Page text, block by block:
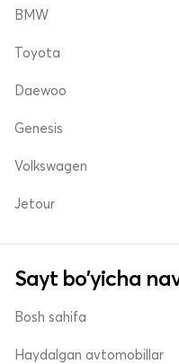
BMW
Toyota
Daewoo
Genesis
Volkswagen
Jetour
Sayt bo'yicha
Bosh sahifa
Haydalgan avtomobillar